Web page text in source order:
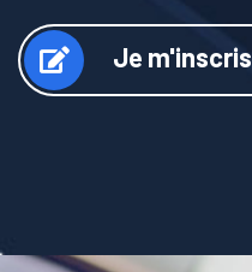
Je m'inscris